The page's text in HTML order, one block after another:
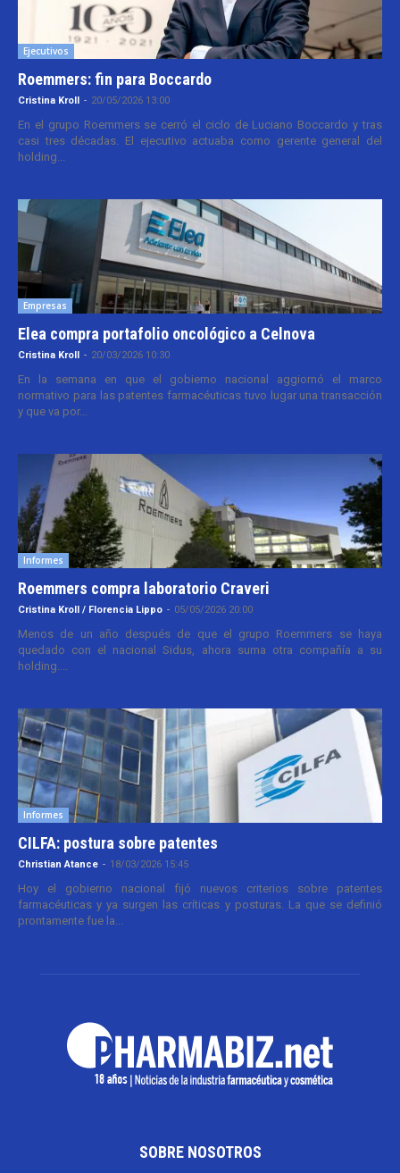
Ejecutivos
Roemmers: fin para Boccardo
Cristina Kroll - 20/05/2026 13:00
En el grupo Roemmers se cerró el ciclo de Luciano Boccardo y tras
casi tres décadas. El ejecutivo actuaba como gerente general del
holding...
Empresas
Elea compra portafolio oncológico a Celnova
Cristina Kroll - 20/03/2026 10:30
En la semana en que el gobierno nacional aggiornó el marco
normativo para las patentes farmacéuticas tuvo lugar una transacción
y que va por...
Informes
Roemmers compra laboratorio Craveri
Cristina Kroll / Florencia Lippo - 05/05/2026 20:00
Menos de un año después de que el grupo Roemmers se haya
quedado con el nacional Sidus, ahora suma otra compañía a su
holding....
Informes
CILFA: postura sobre patentes
Christian Atance - 18/03/2026 15:45
Hoy el gobierno nacional fijó nuevos criterios sobre patentes
farmacéuticas y ya surgen las críticas y posturas. La que se definió
prontamente fue la...
SOBRE NOSOTROS